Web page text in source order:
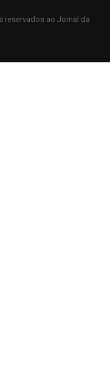
reservados ao Jornal da